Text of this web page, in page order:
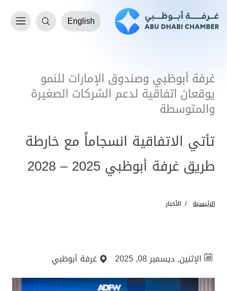
English
غرفة أبوظبي وصندوق الإمارات للنمو
يوقعان اتفاقية لدعم الشركات الصغيرة
والمتوسطة
تأتي الاتفاقية انسجاماً مع خارطة
طريق غرفة أبوظبي 2025 – 2028
الرئيسية الأخبار
الإثنين, ديسمبر 08, 2025 غرفة أبوظبي